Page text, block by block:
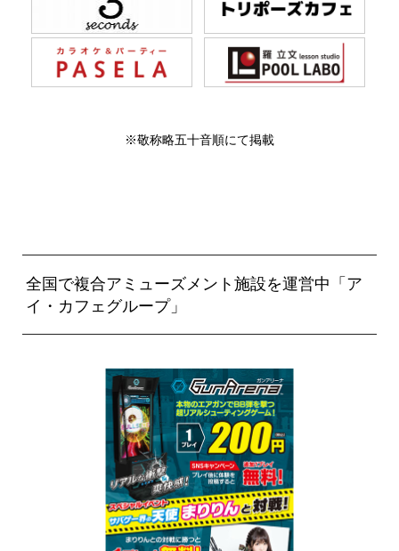
※敬称略五十音順にて掲載
全国で複合アミューズメント施設を運営中「ア
イ・カフェグループ」